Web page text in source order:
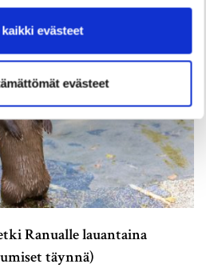
evästeet
evästeet
Ranualle lauantaina
täynnä)